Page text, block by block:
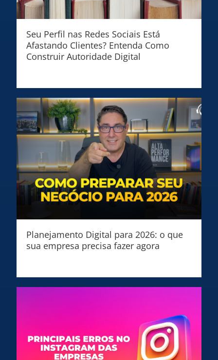
Seu Perfil nas Redes Sociais Está
Afastando Clientes? Entenda Como
Construir Autoridade Digital
Planejamento Digital para 2026: o que
sua empresa precisa fazer agora